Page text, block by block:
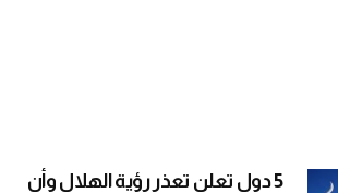
5 دول تعلن تعذر رؤية الهلال وأن